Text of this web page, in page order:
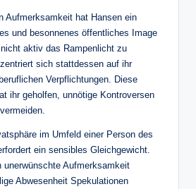
Aufmerksamkeit hat Hansen ein
und besonnenes öffentliches Image
aktiv das Rampenlicht zu
sich stattdessen auf ihr
Verpflichtungen. Diese
ihr geholfen, unnötige Kontroversen
im Umfeld einer Person des
ein sensibles Gleichgewicht.
Aufmerksamkeit
Abwesenheit Spekulationen